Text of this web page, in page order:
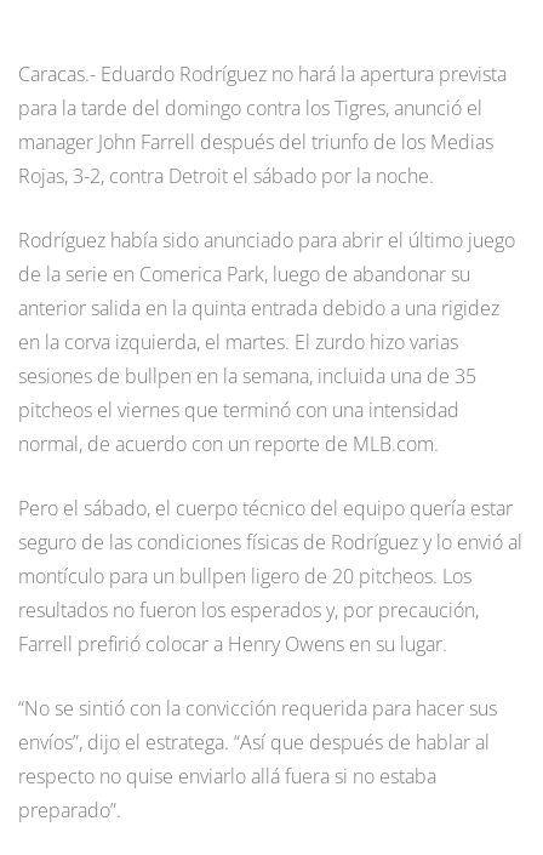
Caracas.- Eduardo Rodríguez no hará la apertura prevista
para la tarde del domingo contra los Tigres, anunció el
manager John Farrell después del triunfo de los Medias
Rojas, 3-2, contra Detroit el sábado por la noche.
Rodríguez había sido anunciado para abrir el último juego
de la serie en Comerica Park, luego de abandonar su
anterior salida en la quinta entrada debido a una rigidez
en la corva izquierda, el martes. El zurdo hizo varias
sesiones de bullpen en la semana, incluida una de 35
pitcheos el viernes que terminó con una intensidad
normal, de acuerdo con un reporte de MLB.com.
Pero el sábado, el cuerpo técnico del equipo quería estar
seguro de las condiciones físicas de Rodríguez y lo envió al
montículo para un bullpen ligero de 20 pitcheos. Los
resultados no fueron los esperados y, por precaución,
Farrell prefirió colocar a Henry Owens en su lugar.
“No se sintió con la convicción requerida para hacer sus
envíos”, dijo el estratega. “Así que después de hablar al
respecto no quise enviarlo allá fuera si no estaba
preparado”.